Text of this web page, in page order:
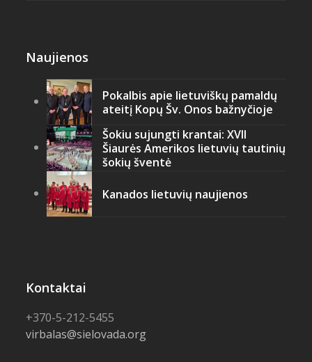
Naujienos
Pokalbis apie lietuviškų pamaldų
ateitį Kopų Šv. Onos bažnyčioje
Šokiu sujungti krantai: XVII
Šiaurės Amerikos lietuvių tautinių
šokių šventė
Kanados lietuvių naujienos
Kontaktai
+370-5-212-5455
virbalas@sielovada.org